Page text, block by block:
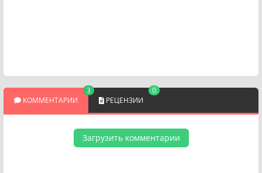
КОММЕНТАРИИ
3
РЕЦЕНЗИИ
0
Загрузить комментарии